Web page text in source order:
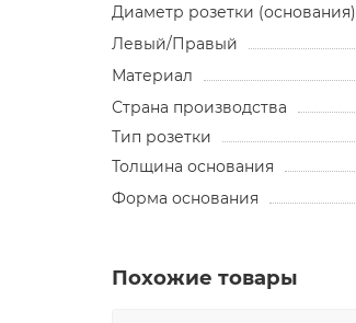
Диаметр розетки (основания)
Левый/Правый
Материал
Страна производства
Тип розетки
Толщина основания
Форма основания
Похожие товары